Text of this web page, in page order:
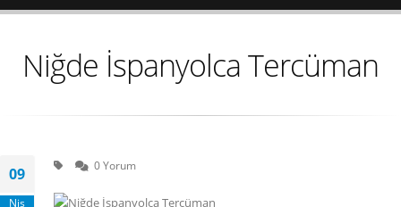
Niğde İspanyolca Tercüman
09
Nis
0 Yorum